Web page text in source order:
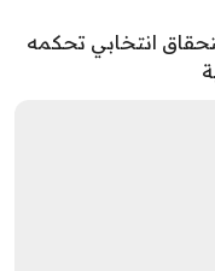
انتخابي تحكمه